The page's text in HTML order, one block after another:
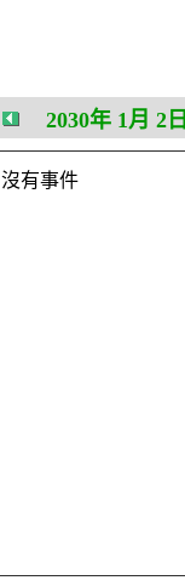
2030年 1月 2日
沒有事件